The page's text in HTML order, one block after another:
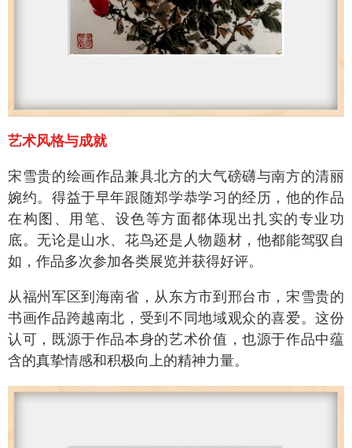
艺术风格与成就
宋雪贵的绘画作品兼具北方的大气磅礴与南方的清丽
婉约。得益于早年跟随郑学恭学习的经历，他的作品
在构图、用笔、设色等方面都体现出扎实的专业功
底。无论是山水、花鸟还是人物题材，他都能驾驭自
如，作品多次参加各类展览并获得好评。
从福州军区到海南省，从东方市到邢台市，宋雪贵的
书画作品跨越南北，受到不同地域观众的喜爱。这份
认可，既源于作品本身的艺术价值，也源于作品中蕴
含的真挚情感和积极向上的精神力量。